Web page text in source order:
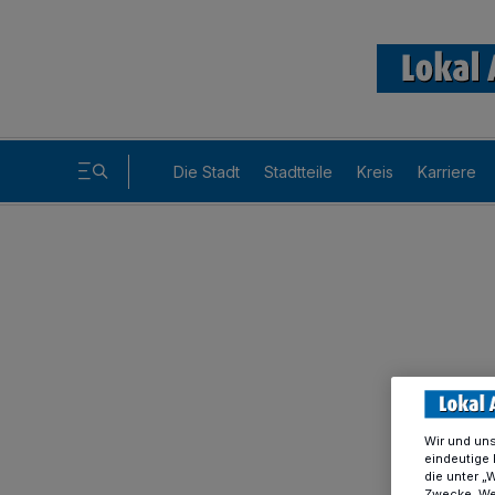
Die Stadt Stadtteile Kreis Karriere
Wir und
eindeutige
die unter